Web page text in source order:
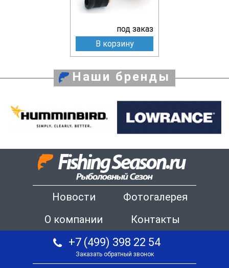
под заказ
В корзину
Наши бренды
Новости
Фотогалерея
О компании
Контакты
+7 (499) 398 22 54
Заказать обратный звонок